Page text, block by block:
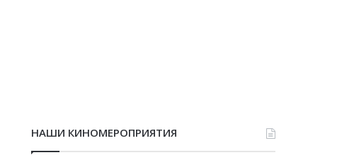
НАШИ КИНОМЕРОПРИЯТИЯ